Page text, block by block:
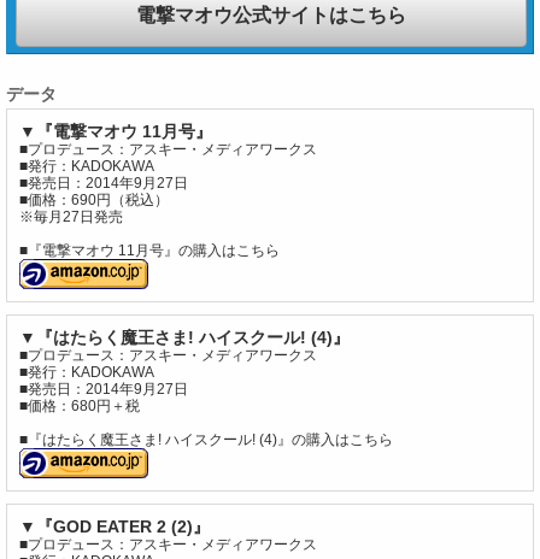
電撃マオウ公式サイトはこちら
データ
▼『電撃マオウ 11月号』
■プロデュース：アスキー・メディアワークス
■発行：KADOKAWA
■発売日：2014年9月27日
■価格：690円（税込）
※毎月27日発売
■『電撃マオウ 11月号』の購入はこちら
▼『はたらく魔王さま! ハイスクール! (4)』
■プロデュース：アスキー・メディアワークス
■発行：KADOKAWA
■発売日：2014年9月27日
■価格：680円＋税
■『はたらく魔王さま! ハイスクール! (4)』の購入はこちら
▼『GOD EATER 2 (2)』
■プロデュース：アスキー・メディアワークス